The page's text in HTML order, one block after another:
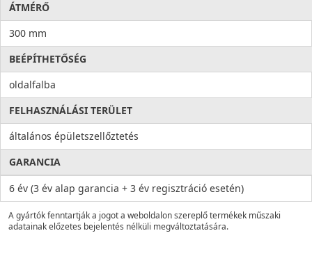
ÁTMÉRŐ
300 mm
BEÉPÍTHETŐSÉG
oldalfalba
FELHASZNÁLÁSI TERÜLET
általános épületszellőztetés
GARANCIA
6 év (3 év alap garancia + 3 év regisztráció esetén)
A gyártók fenntartják a jogot a weboldalon szereplő termékek műszaki
adatainak előzetes bejelentés nélküli megváltoztatására.